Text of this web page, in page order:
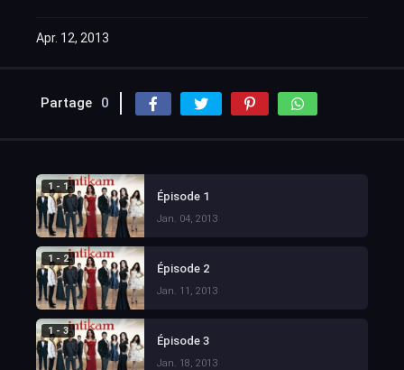
Apr. 12, 2013
Partage 0
1 - 1
Épisode 1
Jan. 04, 2013
1 - 2
Épisode 2
Jan. 11, 2013
1 - 3
Épisode 3
Jan. 18, 2013